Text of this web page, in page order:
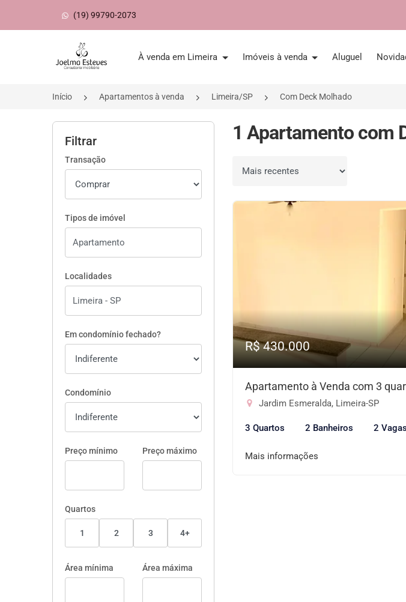
(19) 99790-2073
Página inicial
À venda em Limeira Imóveis à venda Aluguel
Início Apartamentos à venda Limeira/SP Com Deck Molhado
Filtrar
Transação
Tipos de imóvel
Localidades
Em condomínio fechado?
Condomínio
Preço mínimo Preço máximo
Quartos
1 2 3 4+
Área mínima Área máxima
1 Apartamento com
Ordenar por
R$ 430.000
Apartamento à Venda com 3
Jardim Esmeralda, Limeira-SP
3 Quartos 2 Banheiros 2 Vagas
Mais informações